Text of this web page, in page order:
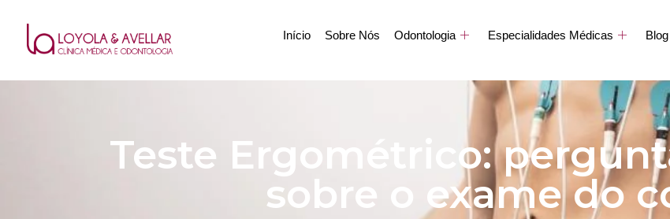
Início Sobre Nós Odontologia Especialidades Médicas Blog
Teste Ergométrico:
sobre o exame do